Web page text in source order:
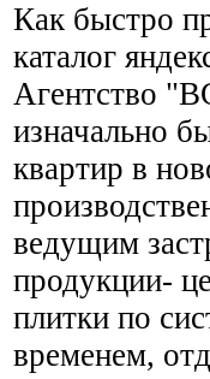
Как быстро
каталог
Агентство
изначально
квартир в
ведущим
продукции-
плитки по
временем,